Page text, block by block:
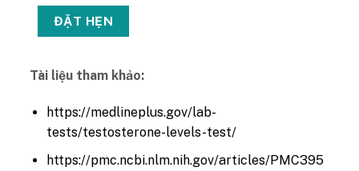
Tài liệu tham khảo:
https://medlineplus.gov/lab-
tests/testosterone-levels-test/
https://pmc.ncbi.nlm.nih.gov/articles/PMC395